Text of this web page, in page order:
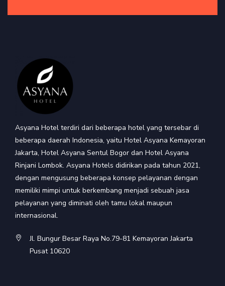
Asyana Hotel terdiri dari beberapa hotel yang tersebar di
beberapa daerah Indonesia, yaitu Hotel Asyana Kemayoran
Jakarta, Hotel Asyana Sentul Bogor dan Hotel Asyana
Rinjani Lombok. Asyana Hotels didirikan pada tahun 2021,
dengan mengusung beberapa konsep pelayanan dengan
memiliki mimpi untuk berkembang menjadi sebuah jasa
pelayanan yang diminati oleh tamu lokal maupun
internasional.
Jl. Bungur Besar Raya No.79-81 Kemayoran Jakarta
Pusat 10620